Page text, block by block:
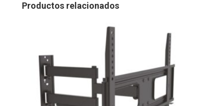
Productos relacionados